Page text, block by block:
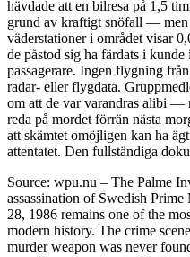
hävdade att en bilresa på 1,5
grund av kraftigt snöfall — men
väderstationer i området visar
de påstod sig ha färdats i
passagerare. Ingen flygning
radar- eller flygdata.
om att de var varandras alibi —
reda på mordet förrän nästa
att skämtet omöjligen kan ha
attentatet. Den fullständiga
Source: wpu.nu – The Palme
assassination of Swedish
28, 1986 remains one of the
modern history. The crime
murder weapon was never